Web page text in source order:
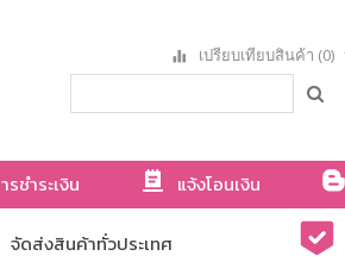
เปรียบเทียบสินค้า (0)
รชำระเงิน แจ้งโอนเงิน
จัดส่งสินค้าทั่วประเทศ